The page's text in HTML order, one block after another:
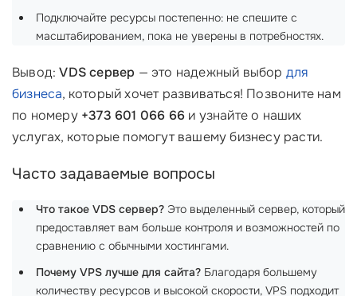
Подключайте ресурсы постепенно: не спешите с
масштабированием, пока не уверены в потребностях.
Вывод:VDS сервер — это надежный выбор для
бизнеса, который хочет развиваться! Позвоните нам
по номеру +373 601 066 66 и узнайте о наших
услугах, которые помогут вашему бизнесу расти.
Часто задаваемые вопросы
Что такое VDS сервер? Это выделенный сервер, который
предоставляет вам больше контроля и возможностей по
сравнению с обычными хостингами.
Почему VPS лучше для сайта? Благодаря большему
количеству ресурсов и высокой скорости, VPS подходит